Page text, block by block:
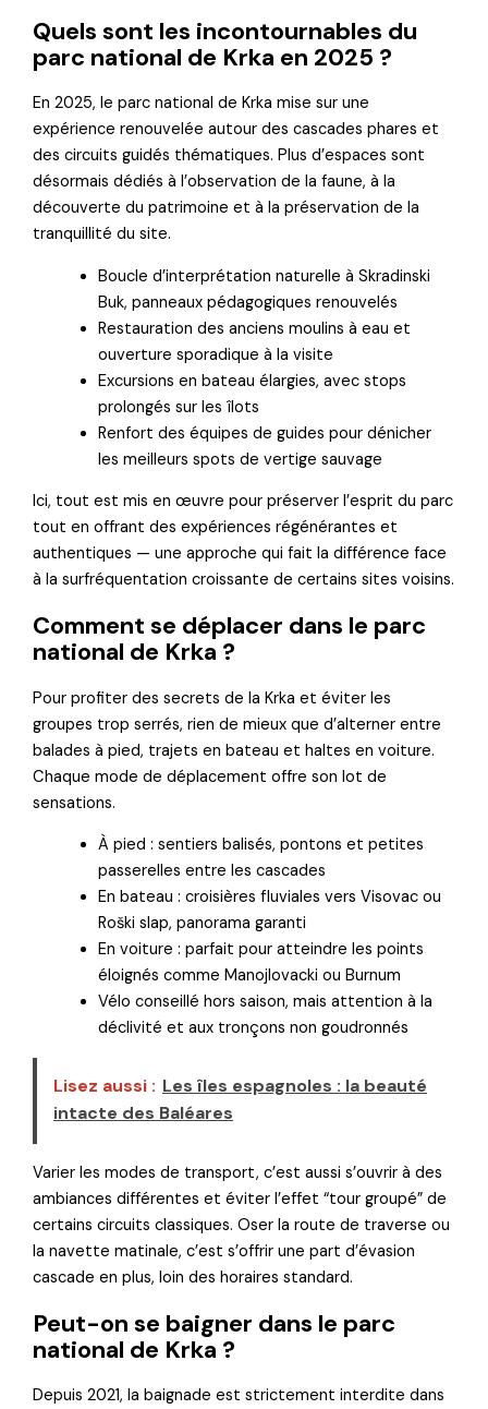
Quels sont les incontournables du
parc national de Krka en 2025 ?
En 2025, le parc national de Krka mise sur une
expérience renouvelée autour des cascades phares et
des circuits guidés thématiques. Plus d’espaces sont
désormais dédiés à l’observation de la faune, à la
découverte du patrimoine et à la préservation de la
tranquillité du site.
Boucle d’interprétation naturelle à Skradinski
Buk, panneaux pédagogiques renouvelés
Restauration des anciens moulins à eau et
ouverture sporadique à la visite
Excursions en bateau élargies, avec stops
prolongés sur les îlots
Renfort des équipes de guides pour dénicher
les meilleurs spots de vertige sauvage
Ici, tout est mis en œuvre pour préserver l’esprit du parc
tout en offrant des expériences régénérantes et
authentiques — une approche qui fait la différence face
à la surfréquentation croissante de certains sites voisins.
Comment se déplacer dans le parc
national de Krka ?
Pour profiter des secrets de la Krka et éviter les
groupes trop serrés, rien de mieux que d’alterner entre
balades à pied, trajets en bateau et haltes en voiture.
Chaque mode de déplacement offre son lot de
sensations.
À pied : sentiers balisés, pontons et petites
passerelles entre les cascades
En bateau : croisières fluviales vers Visovac ou
Roški slap, panorama garanti
En voiture : parfait pour atteindre les points
éloignés comme Manojlovacki ou Burnum
Vélo conseillé hors saison, mais attention à la
déclivité et aux tronçons non goudronnés
Lisez aussi : Les îles espagnoles : la beauté
intacte des Baléares
Varier les modes de transport, c’est aussi s’ouvrir à des
ambiances différentes et éviter l’effet “tour groupé” de
certains circuits classiques. Oser la route de traverse ou
la navette matinale, c’est s’offrir une part d’évasion
cascade en plus, loin des horaires standard.
Peut-on se baigner dans le parc
national de Krka ?
Depuis 2021, la baignade est strictement interdite dans